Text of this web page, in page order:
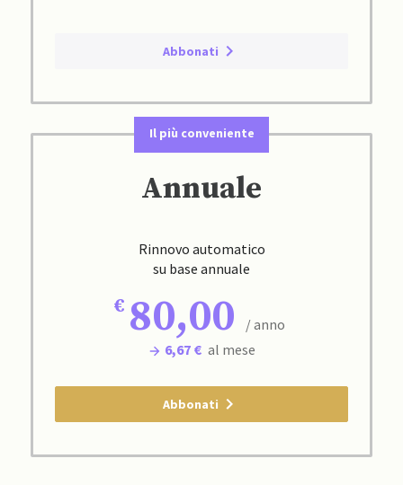
Abbonati
Il più conveniente
Annuale
Rinnovo automatico
su base annuale
80,00
/ anno
6,67 € al mese
Abbonati